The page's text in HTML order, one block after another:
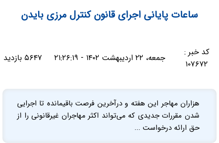
ساعات پایانی اجرای قانون کنترل مرزی بایدن
کد خبر :
۱۰۷۶۷۲
جمعه، ۲۲ اردیبهشت ۱۴۰۲ - ۲۱:۲۶:۱۹ ۵۶۴۷ بازدید
هزاران مهاجر این هفته و در‌آخرین فرصت باقیمانده تا اجرایی
شدن مقررات جدیدی که می‌تواند اکثر مهاجران غیرقانونی را از
حق ارائه درخواست ...